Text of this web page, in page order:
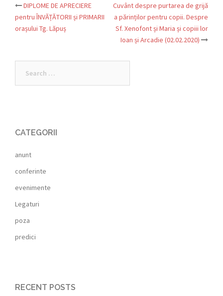
Post
navigation
DIPLOME DE APRECIERE
pentru ÎNVĂȚĂTORII și PRIMARII
orașului Tg. Lăpuș
Cuvânt despre purtarea de grijă
a părinților pentru copii. Despre
Sf. Xenofont și Maria și copiii lor
Ioan și Arcadie (02.02.2020)
for:
CATEGORII
anunt
conferinte
evenimente
Legaturi
poza
predici
RECENT POSTS